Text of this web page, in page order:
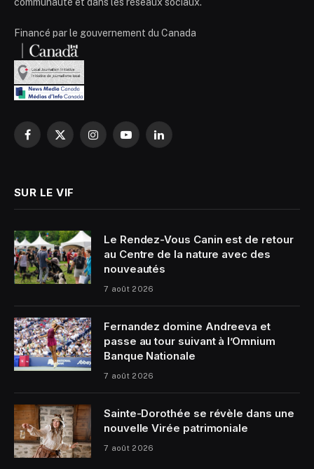
Financé par le gouvernement du Canada
Facebook
X
InstagramYouTubeLinkedIn
SUR LE VIF
Le Rendez-Vous Canin est de retour
au Centre de la nature avec des
nouveautés
7 août 2026
Fernandez domine Andreeva et
passe au tour suivant à l’Omnium
Banque Nationale
7 août 2026
Sainte-Dorothée se révèle dans une
nouvelle Virée patrimoniale
7 août 2026